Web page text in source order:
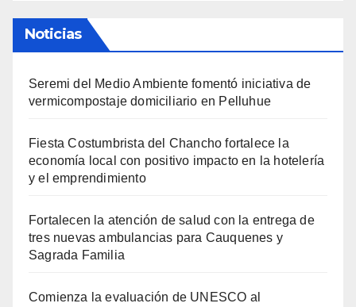
Noticias
Seremi del Medio Ambiente fomentó iniciativa de
vermicompostaje domiciliario en Pelluhue
Fiesta Costumbrista del Chancho fortalece la
economía local con positivo impacto en la hotelería
y el emprendimiento
Fortalecen la atención de salud con la entrega de
tres nuevas ambulancias para Cauquenes y
Sagrada Familia
Comienza la evaluación de UNESCO al